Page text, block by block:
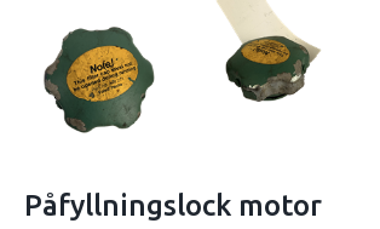
Påfyllningslock motor